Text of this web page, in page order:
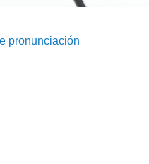
pronunciación